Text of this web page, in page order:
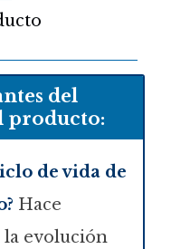
del
producto:
de vida de
Hace
evolución